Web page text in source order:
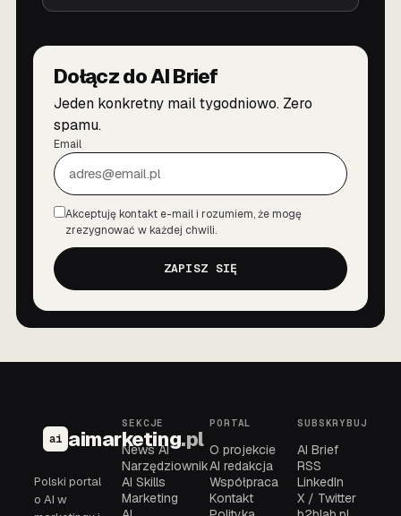
Dołącz do AI Brief
Jeden konkretny mail tygodniowo. Zero
spamu.
Email
Zgoda
Akceptuję kontakt e-mail i rozumiem, że mogę
zrezygnować w każdej chwili.
ZAPISZ SIĘ
ai aimarketing.pl
Polski portal
o AI w
SEKCJE
News AI
Narzędziownik
AI Skills
Marketing
PORTAL
O projekcie
AI redakcja
Współpraca
Kontakt
SUBSKRYBUJ
AI Brief
RSS
LinkedIn
X / Twitter